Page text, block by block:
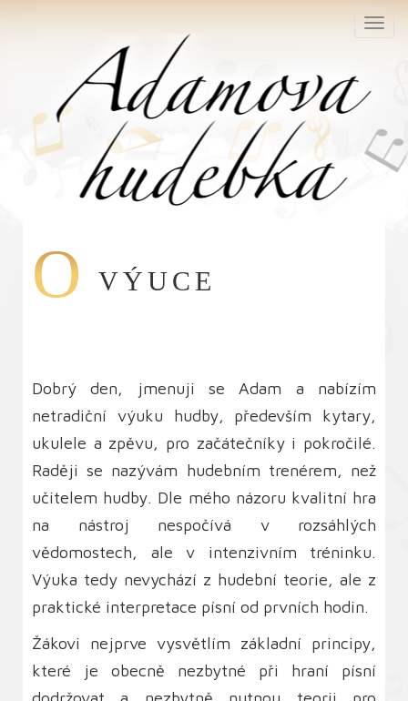
OVÝUCE
Dobrý den, jmenuji se Adam a nabízím
netradiční výuku hudby, především kytary,
ukulele a zpěvu, pro začátečníky i pokročilé.
Raději se nazývám hudebním trenérem, než
učitelem hudby. Dle mého názoru kvalitní hra
na nástroj nespočívá v rozsáhlých
vědomostech, ale v intenzivním tréninku.
Výuka tedy nevychází z hudební teorie, ale z
praktické interpretace písní od prvních hodin.
Žákovi nejprve vysvětlím základní principy,
které je obecně nezbytné při hraní písní